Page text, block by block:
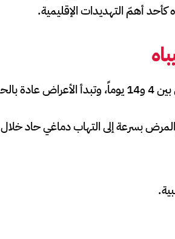
كأحد أهمّ التهديدات الإقليمية.
الحلق.
دماغي حاد خلال 24 إلى 48 ساعة، مصحوباً بالأعراض التالية: